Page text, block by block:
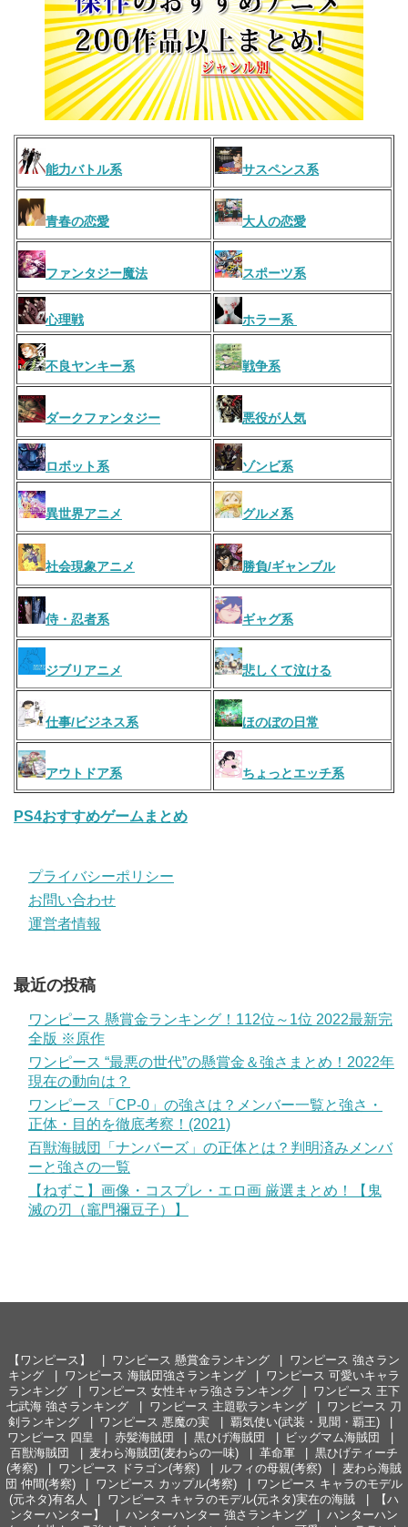
能力バトル系 サスペンス系
青春の恋愛 大人の恋愛
ファンタジー魔法 スポーツ系
心理戦 ホラー系
不良ヤンキー系 戦争系
ダークファンタジー 悪役が人気
ロボット系 ゾンビ系
異世界アニメ グルメ系
社会現象アニメ 勝負/ギャンブル
侍・忍者系 ギャグ系
ジブリアニメ 悲しくて泣ける
仕事/ビジネス系 ほのぼの日常
アウトドア系 ちょっとエッチ系
PS4おすすめゲームまとめ
プライバシーポリシー
お問い合わせ
運営者情報
最近の投稿
ワンピース 懸賞金ランキング！112位～1位 2022最新完
全版 ※原作
ワンピース “最悪の世代”の懸賞金＆強さまとめ！2022年
現在の動向は？
ワンピース「CP-0」の強さは？メンバー一覧と強さ・
正体・目的を徹底考察！(2021)
百獣海賊団「ナンバーズ」の正体とは？判明済みメンバ
ーと強さの一覧
【ねずこ】画像・コスプレ・エロ画 厳選まとめ！【鬼
滅の刃（竈門禰豆子）】
【ワンピース】 ワンピース 懸賞金ランキング
ワンピース 強さラン
キング
ワンピース 海賊団強さランキング
ワンピース 可愛いキャラ
ランキング
ワンピース 女性キャラ強さランキング
ワンピース 王下
七武海 強さランキング
ワンピース 主題歌ランキング
ワンピース 刀
剣ランキング
ワンピース 悪魔の実
覇気使い(武装・見聞・覇王)
ワンピース 四皇
赤髪海賊団 黒ひげ海賊団
ビッグマム海賊団
百獣海賊団
麦わら海賊団(麦わらの一味) 革命軍
黒ひげティーチ
(考察)
ワンピース ドラゴン(考察) ルフィの母親(考察)
麦わら海賊
団 仲間(考察)
ワンピース カップル(考察)
ワンピース キャラのモデル
(元ネタ)有名人
ワンピース キャラのモデル(元ネタ)実在の海賊
【ハ
ンターハンター】
ハンターハンター 強さランキング
ハンターハン